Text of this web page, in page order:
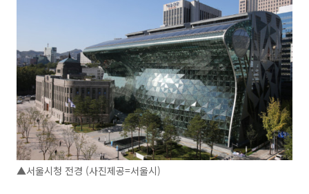
▲서울시청 전경 (사진제공=서울시)